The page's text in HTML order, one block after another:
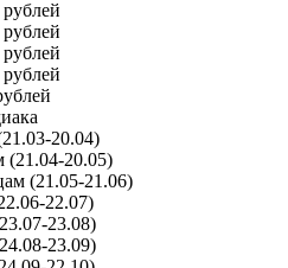
20.04)
(21.04-20.05)
(21.05-21.06)
22.07)
23.08)
23.09)